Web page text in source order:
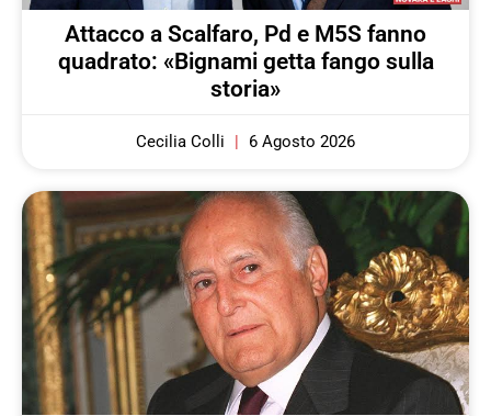
Attacco a Scalfaro, Pd e M5S fanno
quadrato: «Bignami getta fango sulla
storia»
Cecilia Colli 6 Agosto 2026